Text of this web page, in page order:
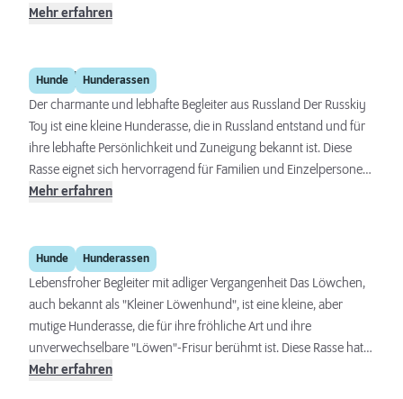
zum Schutz ihrer Familie aus. Obwohl sie eine ruhige
und Wächter zu entfalten.
Mehr erfahren
Hunde Hunderassen
Russkiy Toy
Der charmante und lebhafte Begleiter aus Russland Der Russkiy
Toy ist eine kleine Hunderasse, die in Russland entstand und für
ihre lebhafte Persönlichkeit und Zuneigung bekannt ist. Diese
Rasse eignet sich hervorragend für Familien und Einzelpersonen,
die nach einem aufmerksamen und liebevollen Begleiter suchen.
Anpassungsfähigkeit und Intelligenz machen sie zu idealen
Stadtbewohnern, die jedoch auch in ländlichen Gebieten gut
zurechtkommen, solange sie genügend Zuwendung und
Beschäftigung bekommen.
Mehr erfahren
Hunde Hunderassen
Löwchen
Lebensfroher Begleiter mit adliger Vergangenheit Das Löwchen,
auch bekannt als "Kleiner Löwenhund", ist eine kleine, aber
mutige Hunderasse, die für ihre fröhliche Art und ihre
unverwechselbare "Löwen"-Frisur berühmt ist. Diese Rasse hat
eine umfangreiche Geschichte, die bis ins Mittelalter
Mehr erfahren